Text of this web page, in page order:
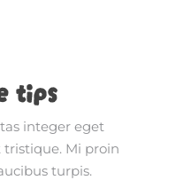
tips
integer eget
Mi proin
turpis.